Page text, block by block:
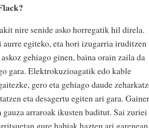
nire senide asko horregatik hil direla.
egiteko, eta hori izugarria iruditzen
gehiago ginen, baina orain zaila da
gara. Elektrokuzioagatik edo kable
gero eta gehiago daude
eta desagertu egiten ari gara.
arraroak ikusten baditut. Sai zuriei